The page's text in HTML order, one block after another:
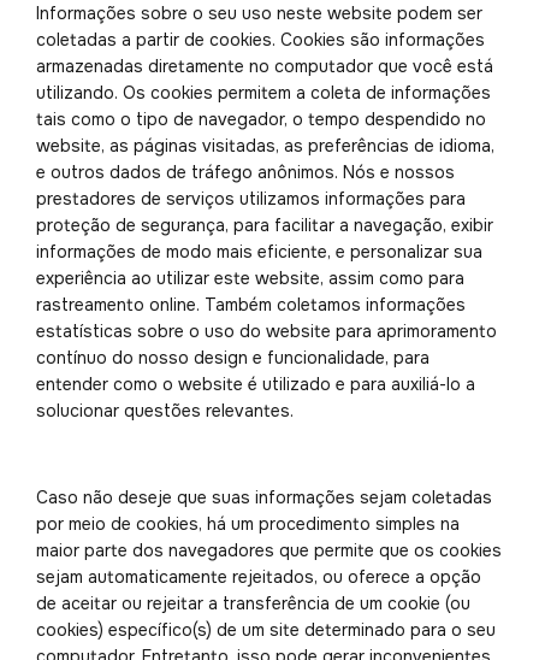
Informações sobre o seu uso neste website podem ser
coletadas a partir de cookies. Cookies são informações
armazenadas diretamente no computador que você está
utilizando. Os cookies permitem a coleta de informações
tais como o tipo de navegador, o tempo despendido no
website, as páginas visitadas, as preferências de idioma,
e outros dados de tráfego anônimos. Nós e nossos
prestadores de serviços utilizamos informações para
proteção de segurança, para facilitar a navegação, exibir
informações de modo mais eficiente, e personalizar sua
experiência ao utilizar este website, assim como para
rastreamento online. Também coletamos informações
estatísticas sobre o uso do website para aprimoramento
contínuo do nosso design e funcionalidade, para
entender como o website é utilizado e para auxiliá-lo a
solucionar questões relevantes.
Caso não deseje que suas informações sejam coletadas
por meio de cookies, há um procedimento simples na
maior parte dos navegadores que permite que os cookies
sejam automaticamente rejeitados, ou oferece a opção
de aceitar ou rejeitar a transferência de um cookie (ou
cookies) específico(s) de um site determinado para o seu